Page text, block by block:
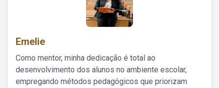
Emelie
Como mentor, minha dedicação é total ao
desenvolvimento dos alunos no ambiente escolar,
empregando métodos pedagógicos que priorizam